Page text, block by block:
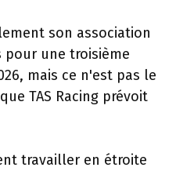
son association
pour une troisième
mais ce n'est pas le
TAS Racing prévoit
travailler en étroite